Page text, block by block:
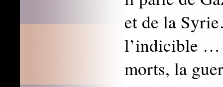
et de la
l’indicible …
morts, la